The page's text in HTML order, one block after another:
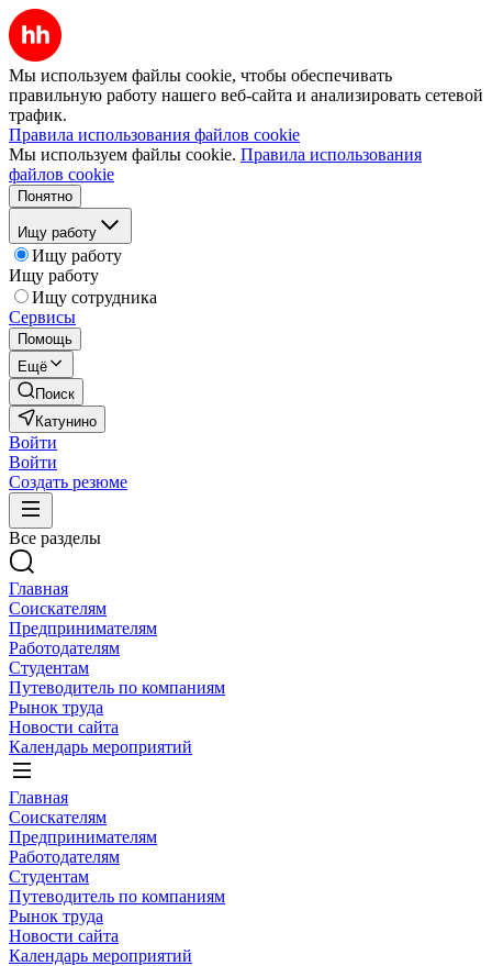
Мы используем файлы cookie, чтобы обеспечивать
правильную работу нашего веб-сайта и анализировать сетевой
трафик.
Правила использования файлов cookie
Мы используем файлы cookie. Правила использования
файлов cookie
Понятно
Ищу работу
Ищу работу
Ищу работу
Ищу сотрудника
Сервисы
Помощь
Ещё
Поиск
Катунино
Войти
Войти
Создать резюме
Все разделы
Главная
Соискателям
Предпринимателям
Работодателям
Студентам
Путеводитель по компаниям
Рынок труда
Новости сайта
Календарь мероприятий
Главная
Соискателям
Предпринимателям
Работодателям
Студентам
Путеводитель по компаниям
Рынок труда
Новости сайта
Календарь мероприятий